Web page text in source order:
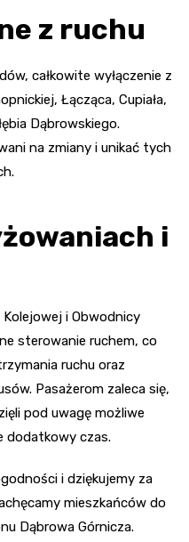
z ruchu
całkowite wyłączenie z
Łącząca, Cupiała,
Dąbrowskiego.
na zmiany i unikać tych
i
Kolejowej i Obwodnicy
sterowanie ruchem, co
ruchu oraz
Pasażerom zaleca się,
pod uwagę możliwe
dodatkowy czas.
i dziękujemy za
mieszkańców do
Dąbrowa Górnicza.